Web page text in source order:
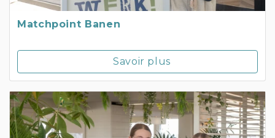
Matchpoint Banen
Savoir plus